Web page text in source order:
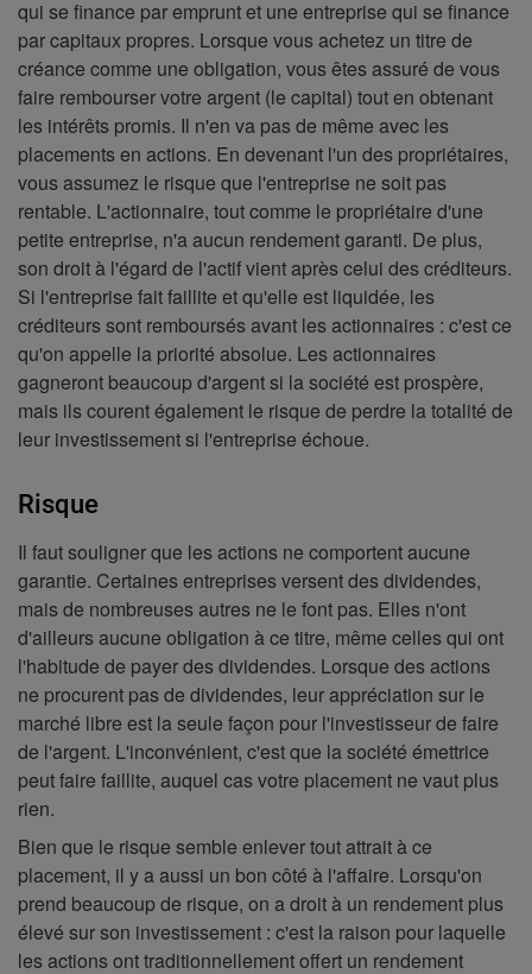
qui se finance par emprunt et une entreprise qui se finance
par capitaux propres. Lorsque vous achetez un titre de
créance comme une obligation, vous êtes assuré de vous
faire rembourser votre argent (le capital) tout en obtenant
les intérêts promis. Il n'en va pas de même avec les
placements en actions. En devenant l'un des propriétaires,
vous assumez le risque que l'entreprise ne soit pas
rentable. L'actionnaire, tout comme le propriétaire d'une
petite entreprise, n'a aucun rendement garanti. De plus,
son droit à l'égard de l'actif vient après celui des créditeurs.
Si l'entreprise fait faillite et qu'elle est liquidée, les
créditeurs sont remboursés avant les actionnaires : c'est ce
qu'on appelle la priorité absolue. Les actionnaires
gagneront beaucoup d'argent si la société est prospère,
mais ils courent également le risque de perdre la totalité de
leur investissement si l'entreprise échoue.
Risque
Il faut souligner que les actions ne comportent aucune
garantie. Certaines entreprises versent des dividendes,
mais de nombreuses autres ne le font pas. Elles n'ont
d'ailleurs aucune obligation à ce titre, même celles qui ont
l'habitude de payer des dividendes. Lorsque des actions
ne procurent pas de dividendes, leur appréciation sur le
marché libre est la seule façon pour l'investisseur de faire
de l'argent. L'inconvénient, c'est que la société émettrice
peut faire faillite, auquel cas votre placement ne vaut plus
rien.
Bien que le risque semble enlever tout attrait à ce
placement, il y a aussi un bon côté à l'affaire. Lorsqu'on
prend beaucoup de risque, on a droit à un rendement plus
élevé sur son investissement : c'est la raison pour laquelle
les actions ont traditionnellement offert un rendement